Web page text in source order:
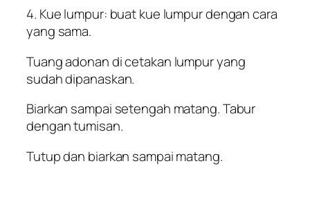
4. Kue lumpur: buat kue lumpur dengan cara
yang sama.
Tuang adonan di cetakan lumpur yang
sudah dipanaskan.
Biarkan sampai setengah matang. Tabur
dengan tumisan.
Tutup dan biarkan sampai matang.